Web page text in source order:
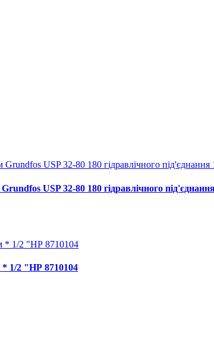
USP 32-80 180 гідравлічного
* 1/2 "НР 8710104